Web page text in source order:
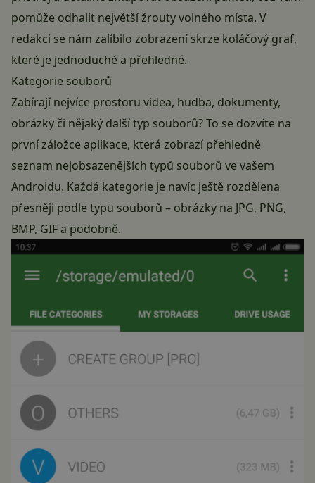
pomůže odhalit největší žrouty volného místa. V
redakci se nám zalíbilo zobrazení skrze koláčový graf,
které je jednoduché a přehledné.
Kategorie souborů
Zabírají nejvíce prostoru videa, hudba, dokumenty,
obrázky či nějaký další typ souborů? To se dozvíte na
první záložce aplikace, která zobrazí přehledně
seznam nejobsazenějších typů souborů ve vašem
Androidu. Každá kategorie je navíc ještě rozdělena
přesněji podle typu souborů – obrázky na JPG, PNG,
BMP, GIF a podobně.